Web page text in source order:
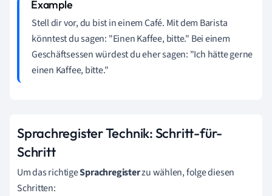
Stell dir vor, du bist in einem Café. Mit dem Barista
könntest du sagen: "Einen Kaffee, bitte." Bei einem
Geschäftsessen würdest du eher sagen: "Ich hätte gerne
einen Kaffee, bitte."
Sprachregister Technik: Schritt-für-
Schritt
Um das richtigeSprachregisterzu wählen, folge diesen
Schritten: